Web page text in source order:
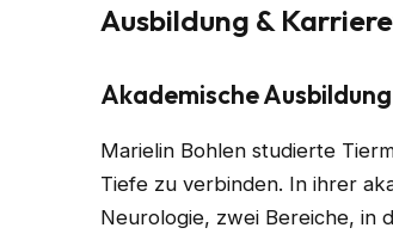
Ausbildung &
Akademische Ausbildung
Marielin Bohlen studierte
Tiefe zu verbinden. In ihrer
Neurologie, zwei Bereiche, in